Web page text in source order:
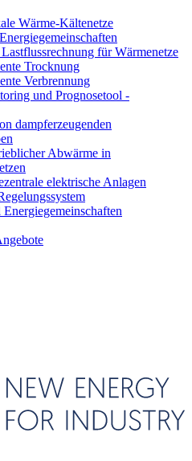
Wärme-Kältenetze
für Wärmenetze
Trocknung
Verbrennung
und Prognosetool -
dampferzeugenden
Abwärme in
elektrische Anlagen